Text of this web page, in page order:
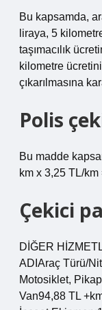
Bu kapsamda,
liraya, 5
taşımacılık
kilometre
çıkarılmasına
Polis
Bu madde
km x 3,25 TL/km
Çekici
DİĞER
ADIAraç Türü/
Motosiklet,
Van94,88 TL